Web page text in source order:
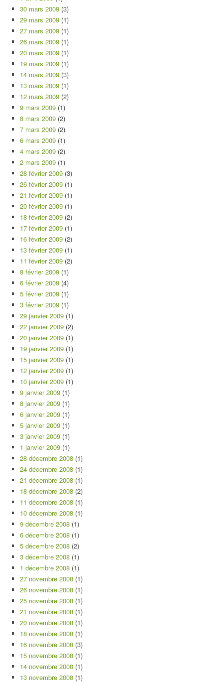
30 mars 2009 (3)
29 mars 2009 (1)
27 mars 2009 (1)
26 mars 2009 (1)
20 mars 2009 (1)
19 mars 2009 (1)
14 mars 2009 (3)
13 mars 2009 (1)
12 mars 2009 (2)
9 mars 2009 (1)
8 mars 2009 (2)
7 mars 2009 (2)
6 mars 2009 (1)
4 mars 2009 (2)
2 mars 2009 (1)
28 février 2009 (3)
26 février 2009 (1)
21 février 2009 (1)
20 février 2009 (1)
18 février 2009 (2)
17 février 2009 (1)
16 février 2009 (2)
13 février 2009 (1)
11 février 2009 (2)
8 février 2009 (1)
6 février 2009 (4)
5 février 2009 (1)
3 février 2009 (1)
29 janvier 2009 (1)
22 janvier 2009 (2)
20 janvier 2009 (1)
19 janvier 2009 (1)
15 janvier 2009 (1)
12 janvier 2009 (1)
10 janvier 2009 (1)
9 janvier 2009 (1)
8 janvier 2009 (1)
6 janvier 2009 (1)
5 janvier 2009 (1)
3 janvier 2009 (1)
1 janvier 2009 (1)
28 décembre 2008 (1)
24 décembre 2008 (1)
21 décembre 2008 (1)
18 décembre 2008 (2)
11 décembre 2008 (1)
10 décembre 2008 (1)
9 décembre 2008 (1)
6 décembre 2008 (1)
5 décembre 2008 (2)
3 décembre 2008 (1)
1 décembre 2008 (1)
27 novembre 2008 (1)
26 novembre 2008 (1)
25 novembre 2008 (1)
21 novembre 2008 (1)
20 novembre 2008 (1)
18 novembre 2008 (1)
16 novembre 2008 (3)
15 novembre 2008 (1)
14 novembre 2008 (1)
13 novembre 2008 (1)